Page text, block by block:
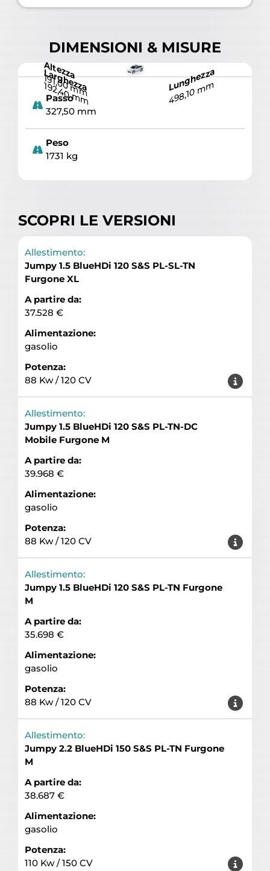
DIMENSIONI & MISURE
Altezza
191,00 mm
Larghezza
192,40 mm
Lunghezza
498,10 mm
Passo
327,50 mm
Peso
1731 kg
SCOPRI LE VERSIONI
Allestimento:
Jumpy 1.5 BlueHDi 120 S&S PL-SL-TN
Furgone XL
A partire da:
37.528 €
Alimentazione:
gasolio
Potenza:
88 Kw / 120 CV
Allestimento:
Jumpy 1.5 BlueHDi 120 S&S PL-TN-DC
Mobile Furgone M
A partire da:
39.968 €
Alimentazione:
gasolio
Potenza:
88 Kw / 120 CV
Allestimento:
Jumpy 1.5 BlueHDi 120 S&S PL-TN Furgone
M
A partire da:
35.698 €
Alimentazione:
gasolio
Potenza:
88 Kw / 120 CV
Allestimento:
Jumpy 2.2 BlueHDi 150 S&S PL-TN Furgone
M
A partire da:
38.687 €
Alimentazione:
gasolio
Potenza:
110 Kw / 150 CV